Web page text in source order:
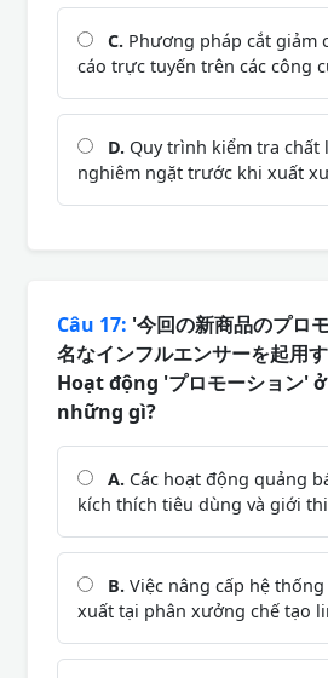
C. Phương pháp cắt giảm
cáo trực tuyến trên các công
D. Quy trình kiểm tra chất
nghiêm ngặt trước khi xuất
Câu 17: '今回の新商品のプロ
名なインフルエンサーを起用
Hoạt động 'プロモーション'
những gì?
A. Các hoạt động quảng
kích thích tiêu dùng và giới
B. Việc nâng cấp hệ
xuất tại phân xưởng chế tạo